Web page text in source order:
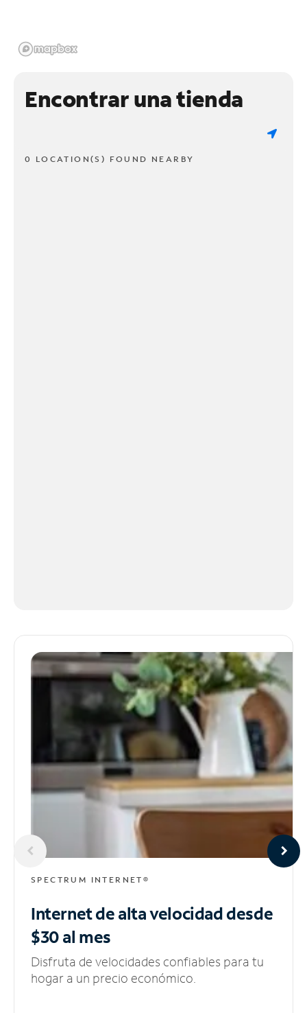
Encontrar una tienda
0 LOCATION(S) FOUND NEARBY
SPECTRUM INTERNET®
Internet de alta velocidaddesde
$30 al mes
Disfruta de velocidades confiables para tu
hogar a un precio económico.